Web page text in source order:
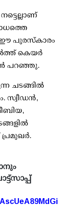
ഈ പുരസ്‌കാരം
കെയര്‍
പറഞ്ഞു.
ചടങ്ങില്‍
സ്വീഡന്‍,
പ്രമുഖര്‍.